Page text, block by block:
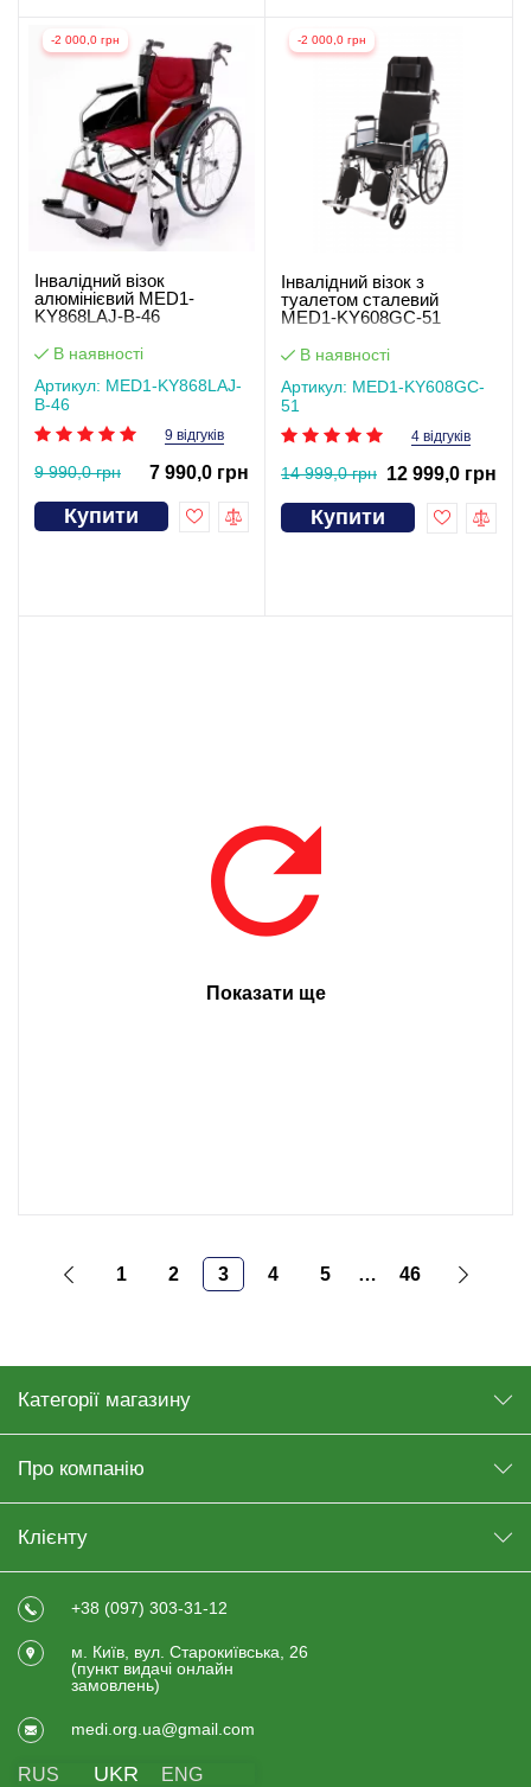
-2 000,0 грн
Інвалідний візок
алюмінієвий MED1-
KY868LAJ-B-46
В наявності
Артикул: MED1-KY868LAJ-
B-46
9 відгуків
9 990,0 грн 7 990,0 грн
Купити
-2 000,0 грн
Інвалідний візок з
туалетом сталевий
MED1-KY608GC-51
В наявності
Артикул: MED1-KY608GC-
51
4 відгуків
14 999,0 грн 12 999,0 грн
Купити
Показати ще
1 2 3 4 5 … 46
Категорії магазину
Про компанію
Клієнту
+38 (097) 303-31-12
м. Київ, вул. Старокиївська, 26
(пункт видачi онлайн
замовлень)
medi.org.ua@gmail.com
RUS UKR ENG